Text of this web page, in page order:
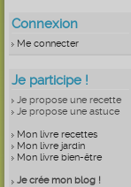
Connexion
Me connecter
Je participe !
Je propose une recette
Je propose une astuce
Mon livre recettes
Mon livre jardin
Mon livre bien-être
Je crée mon blog !